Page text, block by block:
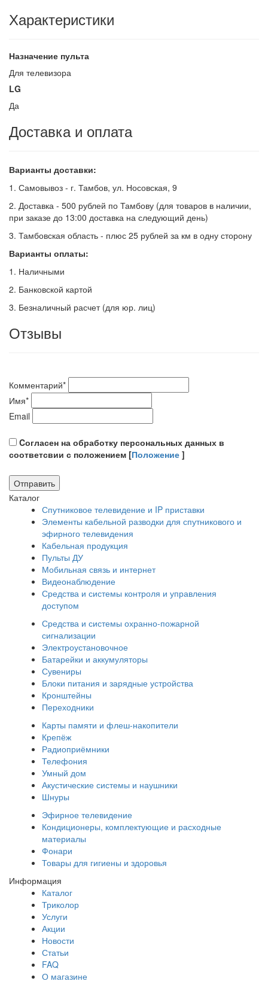
Характеристики
Назначение пульта
Для телевизора
LG
Да
Доставка и оплата
Варианты доставки:
1. Самовывоз - г. Тамбов, ул. Носовская, 9
2. Доставка - 500 рублей по Тамбову (для товаров в наличии,
при заказе до 13:00 доставка на следующий день)
3. Тамбовская область - плюс 25 рублей за км в одну сторону
Варианты оплаты:
1. Наличными
2. Банковской картой
3. Безналичный расчет (для юр. лиц)
Отзывы
Комментарий*
Имя*
Email
Cогласен на обработку персональных данных в
соответсвии с положением [Положение ]
Каталог
Спутниковое телевидение и IP приставки
Элементы кабельной разводки для спутникового и
эфирного телевидения
Кабельная продукция
Пульты ДУ
Мобильная связь и интернет
Видеонаблюдение
Средства и системы контроля и управления
доступом
Средства и системы охранно-пожарной
сигнализации
Электроустановочное
Батарейки и аккумуляторы
Сувениры
Блоки питания и зарядные устройства
Кронштейны
Переходники
Карты памяти и флеш-накопители
Крепёж
Радиоприёмники
Телефония
Умный дом
Акустические системы и наушники
Шнуры
Эфирное телевидение
Кондиционеры, комплектующие и расходные
материалы
Фонари
Товары для гигиены и здоровья
Информация
Каталог
Триколор
Услуги
Акции
Новости
Статьи
FAQ
О магазине